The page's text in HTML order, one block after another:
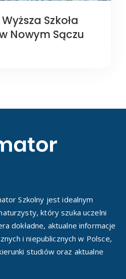
Szkoła
Nowym Sączu
Szkolny jest idealnym
który szuka uczelni
dokładne, aktualne informacje
i niepublicznych w Polsce,
studiów oraz aktualne